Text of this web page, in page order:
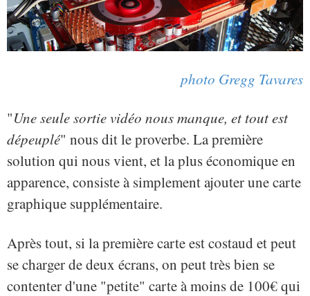
photo Gregg Tavares
"Une seule sortie vidéo nous manque, et tout est
dépeuplé" nous dit le proverbe. La première
solution qui nous vient, et la plus économique en
apparence, consiste à simplement ajouter une carte
graphique supplémentaire.
Après tout, si la première carte est costaud et peut
se charger de deux écrans, on peut très bien se
contenter d'une "petite" carte à moins de 100€ qui